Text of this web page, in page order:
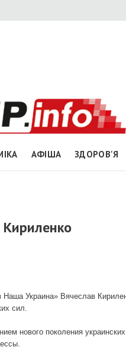
АФІША ЗДОРОВ'Я
Кириленко
Украина» Вячеслав
сил.
нового поколения